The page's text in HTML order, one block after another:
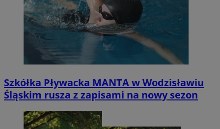
Szkółka Pływacka MANTA w Wodzisławiu
Śląskim rusza z zapisami na nowy sezon